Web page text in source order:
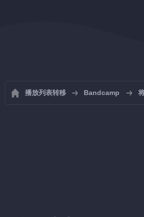
播放列表转移 Bandcamp